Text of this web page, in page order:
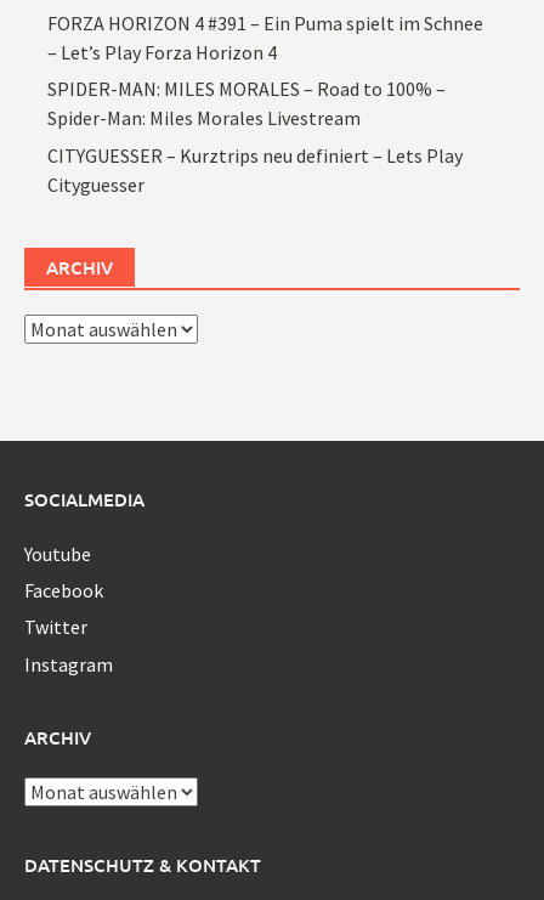
FORZA HORIZON 4 #391 – Ein Puma spielt im Schnee
– Let’s Play Forza Horizon 4
SPIDER-MAN: MILES MORALES – Road to 100% –
Spider-Man: Miles Morales Livestream
CITYGUESSER – Kurztrips neu definiert – Lets Play
Cityguesser
ARCHIV
Archiv
SOCIALMEDIA
Youtube
Facebook
Twitter
Instagram
ARCHIV
Archiv
DATENSCHUTZ & KONTAKT